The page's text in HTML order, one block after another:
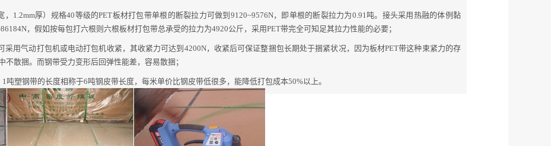
，1.2mm厚）规格40等级的PET板材打包带单根的断裂拉力可做到9120~9576N，即单根的断裂拉力为0.91吨。接头采用热融的体例黏
，假如按每包打六根则六根板材打包带总承受的拉力为4920公斤，采用PET带完全可知足其拉力性能的必要；
采用气动打包机或电动打包机收紧，其收紧力可达到4200N，收紧后可保证整捆包长期处于捆紧状况，因为板材PET带这种束紧力的存
散捆。而钢带受力变形后回弹性能差，容易散捆；
吨塑钢带的长度相称于6吨钢皮带长度，每米单价比钢皮带低很多，能降低打包成本50%以上。